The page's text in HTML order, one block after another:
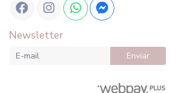
Newsletter
Enviar